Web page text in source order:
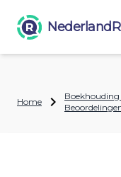
Home